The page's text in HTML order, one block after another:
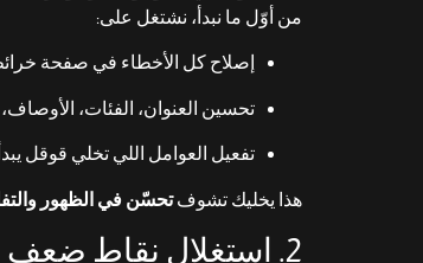
من أوّل ما نبدأ، نشتغل على:
إصلاح كل الأخطاء في صفحة
تحسين العنوان، الفئات،
تفعيل العوامل اللي تخلي قوقل
هذا يخليك تشوفتحسّن في الظهور
2. استغلال نقاط ضعف المنافسين لصالحك